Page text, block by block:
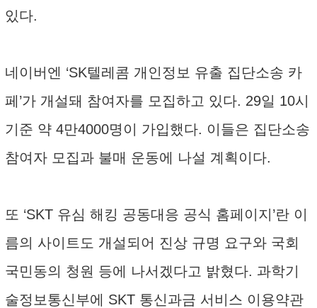
있다.
네이버엔 ‘SK텔레콤 개인정보 유출 집단소송 카
페’가 개설돼 참여자를 모집하고 있다. 29일 10시
기준 약 4만4000명이 가입했다. 이들은 집단소송
참여자 모집과 불매 운동에 나설 계획이다.
또 ‘SKT 유심 해킹 공동대응 공식 홈페이지’란 이
름의 사이트도 개설되어 진상 규명 요구와 국회
국민동의 청원 등에 나서겠다고 밝혔다. 과학기
술정보통신부에 SKT 통신과금 서비스 이용약관